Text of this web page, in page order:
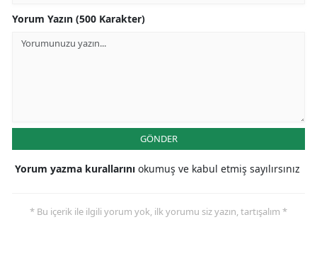
Yorum Yazın (500 Karakter)
GÖNDER
Yorum yazma kurallarını okumuş ve kabul etmiş sayılırsınız
* Bu içerik ile ilgili yorum yok, ilk yorumu siz yazın, tartışalım *